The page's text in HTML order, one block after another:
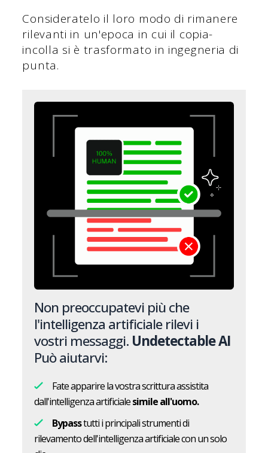
Consideratelo il loro modo di rimanere
rilevanti in un'epoca in cui il copia-
incolla si è trasformato in ingegneria di
punta.
Non preoccupatevi più che
l'intelligenza artificiale rilevi i
vostri messaggi. Undetectable AI
Può aiutarvi:
Fate apparire la vostra scrittura assistita
dall'intelligenza artificialesimile all'uomo.
Bypasstutti i principali strumenti di
rilevamento dell'intelligenza artificiale con un solo